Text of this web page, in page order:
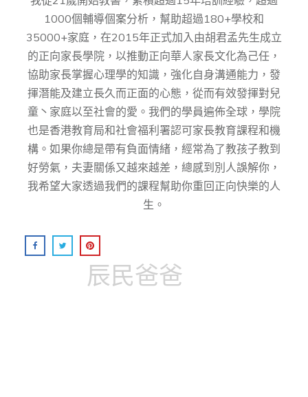
1000個輔導個案分析，幫助超過180+學校和
35000+家庭，在2015年正式加入由胡君孟先⽣成⽴
的正向家⻑學院，以推動正向華⼈家⻑⽂化為⼰任，
協助家⻑掌握⼼理學的知識，強化⾃身溝通能⼒，發
揮潛能及建⽴⻑久⽽正⾯的⼼態，從而有效發揮對兒
童丶家庭以至社會的愛。我們的學員遍佈全球，學院
也是香港教育局和社會福利署認可家長教育課程和機
構。如果你總是帶有負面情緒，經常為了教孩子教到
好勞氣，夫妻關係又越來越差，總感到別人誤解你，
我希望大家透過我們的課程幫助你重回正向快樂的人
生。
辰民爸爸